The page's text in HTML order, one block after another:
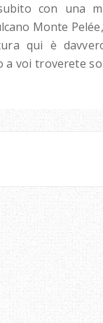
con una
Monte
qui è
voi troverete